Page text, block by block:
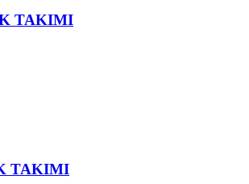
TAKIMI
TAKIMI